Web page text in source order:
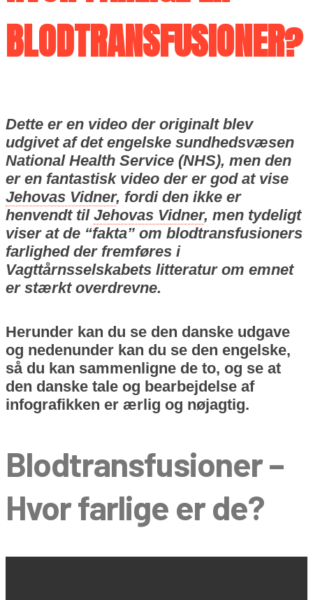
BLODTRANSFUSIONER?
Dette er en video der originalt blev
udgivet af det engelske sundhedsvæsen
National Health Service (NHS), men den
er en fantastisk video der er god at vise
Jehovas Vidner, fordi den ikke er
henvendt til Jehovas Vidner, men tydeligt
viser at de “fakta” om blodtransfusioners
farlighed der fremføres i
Vagttårnsselskabets litteratur om emnet
er stærkt overdrevne.
Herunder kan du se den danske udgave
og nedenunder kan du se den engelske,
så du kan sammenligne de to, og se at
den danske tale og bearbejdelse af
infografikken er ærlig og nøjagtig.
Blodtransfusioner–
Hvor farlige er de?